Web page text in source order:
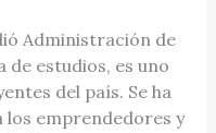
Administración de
de estudios, es uno
del país. Se ha
emprendedores y